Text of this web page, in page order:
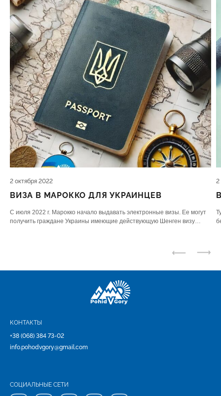
2 октября 2022
ВИЗА В МАРОККО ДЛЯ УКРАИНЦЕВ
С июля 2022 г. Марокко начало выдавать электронные визы. Ее могут
получить граждане Украины имеющие действующую Шенген визу
2
КОНТАКТЫ
+38 (068) 384 73-02
info.pohodvgory@gmail.com
СОЦИАЛЬНЫЕ СЕТИ